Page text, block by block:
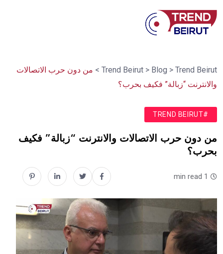
Trend Beirut > Blog > Trend Beirut
> من دون حرب الاتصالات
والانترنت “زبالة” فكيف بحرب؟
#TREND BEIRUT
من دون حرب الاتصالات والانترنت “زبالة” فكيف
بحرب؟
1 min read